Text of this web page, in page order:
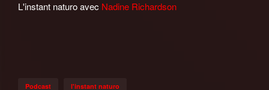
L'instant naturo avec Nadine Richardson
Podcast l'instant naturo